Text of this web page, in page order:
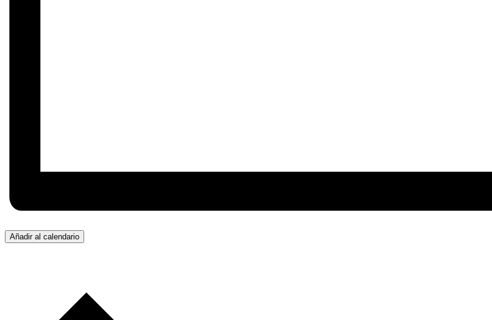
Añadir al calendario